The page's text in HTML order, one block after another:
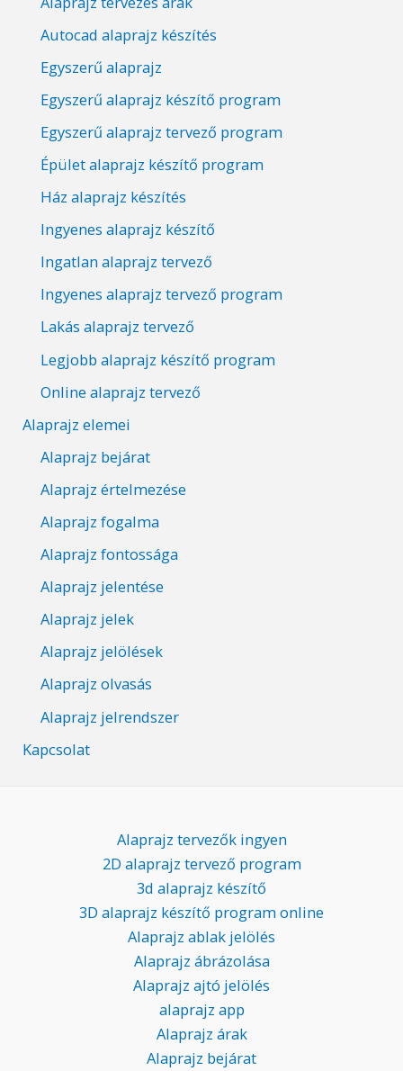
Autocad alaprajz készítés
Egyszerű alaprajz
Egyszerű alaprajz készítő program
Egyszerű alaprajz tervező program
Épület alaprajz készítő program
Ház alaprajz készítés
Ingyenes alaprajz készítő
Ingatlan alaprajz tervező
Ingyenes alaprajz tervező program
Lakás alaprajz tervező
Legjobb alaprajz készítő program
Online alaprajz tervező
Alaprajz elemei
Alaprajz bejárat
Alaprajz értelmezése
Alaprajz fogalma
Alaprajz fontossága
Alaprajz jelentése
Alaprajz jelek
Alaprajz jelölések
Alaprajz olvasás
Alaprajz jelrendszer
Kapcsolat
Alaprajz tervezők ingyen
2D alaprajz tervező program
3d alaprajz készítő
3D alaprajz készítő program online
Alaprajz ablak jelölés
Alaprajz ábrázolása
Alaprajz ajtó jelölés
alaprajz app
Alaprajz árak
Alaprajz bejárat